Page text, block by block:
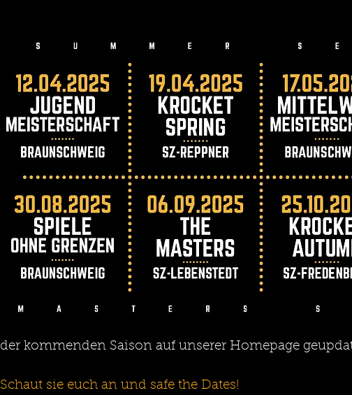
der kommenden Saison auf unserer Homepage
Schaut sie euch an und safe the Dates!